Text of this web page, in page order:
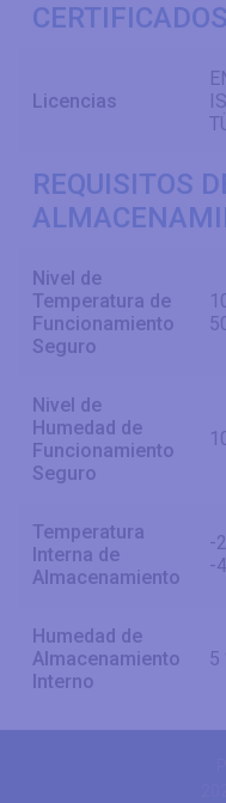
Licencias
REQUISITOS
Nivel de
Temperatura de
Funcionamiento
Seguro
Nivel de
Humedad de
Funcionamiento
Seguro
Temperatura
Interna de
Almacenamiento
-
-
Humedad de
Almacenamiento
Interno
5